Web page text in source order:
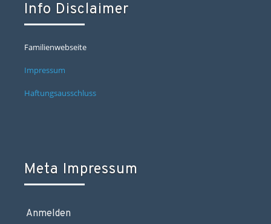
Info Disclaimer
Familienwebseite
Impressum
Haftungsausschluss
Meta Impressum
Anmelden